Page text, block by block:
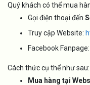
Quý khách có thể mua
Gọi điện thoại đến
Truy cập Website:
Facebook
Cách thức cụ thể như sau:
Mua hàng tại